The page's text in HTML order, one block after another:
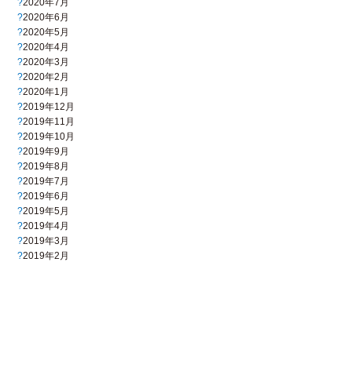
2020年7月
2020年6月
2020年5月
2020年4月
2020年3月
2020年2月
2020年1月
2019年12月
2019年11月
2019年10月
2019年9月
2019年8月
2019年7月
2019年6月
2019年5月
2019年4月
2019年3月
2019年2月